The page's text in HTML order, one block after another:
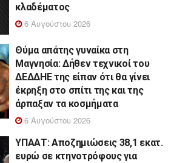
κλαδέματος
6 Αυγούστου 2026
Θύμα απάτης γυναίκα στη
Μαγνησία: Δήθεν τεχνικοί του
ΔΕΔΔΗΕ της είπαν ότι θα γίνει
έκρηξη στο σπίτι της και της
άρπαξαν τα κοσμήματα
6 Αυγούστου 2026
ΥΠΑΑΤ: Αποζημιώσεις 38,1 εκατ.
ευρώ σε κτηνοτρόφους για